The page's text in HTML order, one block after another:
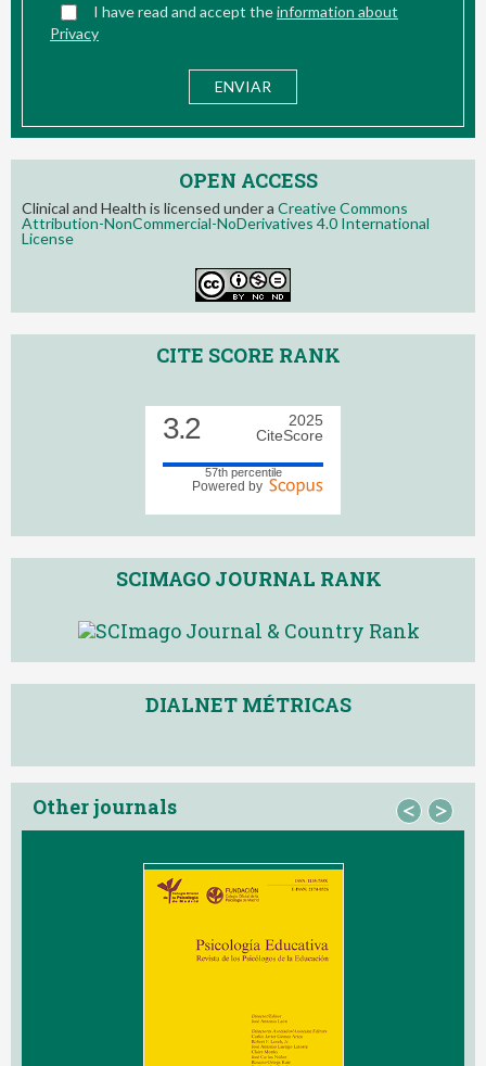
I have read and accept theinformation about
Privacy
OPEN ACCESS
Clinical and Health is licensed under a Creative Commons
Attribution-NonCommercial-NoDerivatives 4.0 International
License
CITE SCORE RANK
3.2
2025
CiteScore
57th percentile
Powered by
SCIMAGO JOURNAL RANK
DIALNET MÉTRICAS
Other journals < >